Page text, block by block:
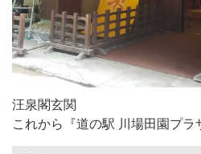
汪泉閣玄関
これから『道の駅 川場田園プラ